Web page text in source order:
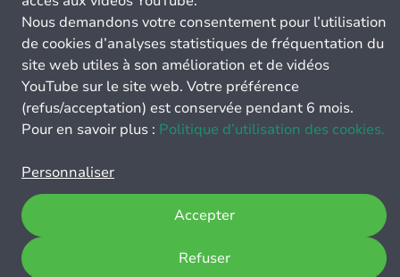
Nous demandons votre consentement pour l’utilisation
de cookies d’analyses statistiques de fréquentation du
site web utiles à son amélioration et de vidéos
YouTube sur le site web. Votre préférence
(refus/acceptation) est conservée pendant 6 mois.
Pour en savoir plus : Politique d’utilisation des cookies.
Personnaliser
Refuser
Accepter